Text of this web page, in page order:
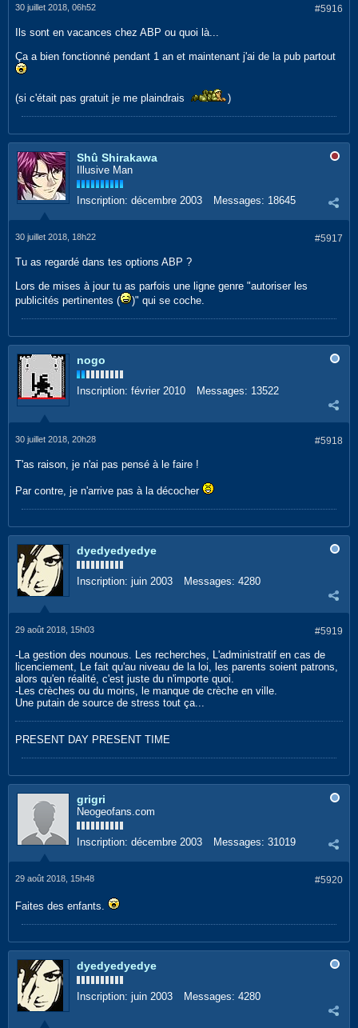
#5916
30 juillet 2018, 06h52
Ils sont en vacances chez ABP ou quoi là...
Ça a bien fonctionné pendant 1 an et maintenant j'ai de la pub partout
(si c'était pas gratuit je me plaindrais )
Shû Shirakawa
Illusive Man
Inscription: décembre 2003 Messages: 18645
#5917
30 juillet 2018, 18h22
Tu as regardé dans tes options ABP ?
Lors de mises à jour tu as parfois une ligne genre "autoriser les
publicités pertinentes (
)" qui se coche.
nogo
Inscription: février 2010 Messages: 13522
#5918
30 juillet 2018, 20h28
T'as raison, je n'ai pas pensé à le faire !
Par contre, je n'arrive pas à la décocher
dyedyedyedye
Inscription: juin 2003 Messages: 4280
#5919
29 août 2018, 15h03
-La gestion des nounous. Les recherches, L'administratif en cas de
licenciement, Le fait qu'au niveau de la loi, les parents soient patrons,
alors qu'en réalité, c'est juste du n'importe quoi.
-Les crèches ou du moins, le manque de crèche en ville.
Une putain de source de stress tout ça...
PRESENT DAY PRESENT TIME
grigri
Neogeofans.com
Inscription: décembre 2003 Messages: 31019
#5920
29 août 2018, 15h48
Faites des enfants.
dyedyedyedye
Inscription: juin 2003 Messages: 4280